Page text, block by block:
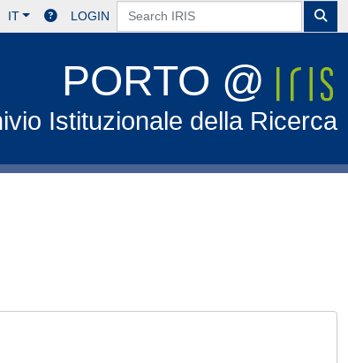
IT LOGIN
PORTO @
Istituzionale della Ricerca